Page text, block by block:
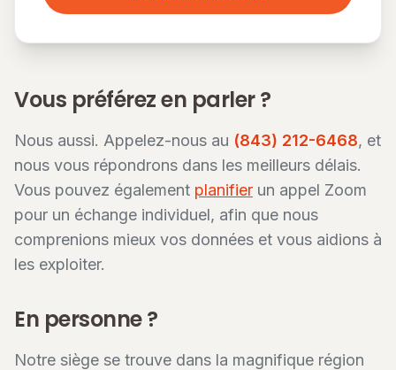
Vous préférez en parler ?
Nous aussi. Appelez-nous au (843) 212-6468, et
nous vous répondrons dans les meilleurs délais.
Vous pouvez également planifier un appel Zoom
pour un échange individuel, afin que nous
comprenions mieux vos données et vous aidions à
les exploiter.
En personne ?
Notre siège se trouve dans la magnifique région